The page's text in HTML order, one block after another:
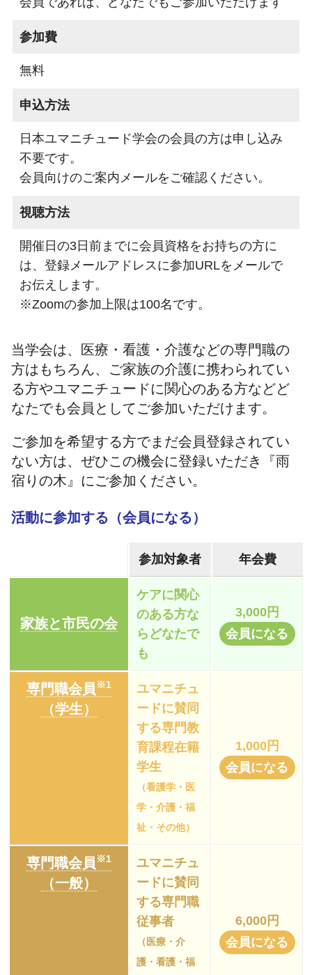
参加費
無料
申込方法
日本ユマニチュード学会の会員の方は申し込み
不要です。
会員向けのご案内メールをご確認ください。
視聴方法
開催日の3日前までに会員資格をお持ちの方に
は、登録メールアドレスに参加URLをメールで
お伝えします。
※Zoomの参加上限は100名です。
当学会は、医療・看護・介護などの専門職の
方はもちろん、ご家族の介護に携わられてい
る方やユマニチュードに関心のある方などど
なたでも会員としてご参加いただけます。
ご参加を希望する方でまだ会員登録されてい
ない方は、ぜひこの機会に登録いただき『雨
宿りの木』にご参加ください。
活動に参加する（会員になる）
参加対象者 年会費
家族と市民の会
ケアに関心
のある方な
らどなたで
も
3,000円
会員になる
専門職会員 ※1
（学生）
ユマニチュ
ードに賛同
する専門教
育課程在籍
学生
（看護学・医
学・介護・福
祉・その他）
1,000円
会員になる
専門職会員 ※1
（一般）
ユマニチュ
ードに賛同
する専門職
従事者
（医療・介
護・看護・福
6,000円
会員になる